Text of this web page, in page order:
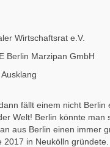
Wirtschaftsrat e.V.
Berlin Marzipan GmbH
fällt einem nicht
Welt! Berlin könnte
aus Berlin einen immer
in Neukölln gründete.